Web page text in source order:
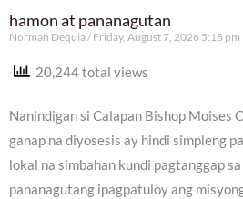
hamon at pananagutan
Norman Dequia Friday, August 7, 2026 5:18 pm
20,244 total views
Nanindigan si Calapan Bishop Moises
ganap na diyosesis ay hindi simpleng
lokal na simbahan kundi pagtanggap
pananagutang ipagpatuloy ang